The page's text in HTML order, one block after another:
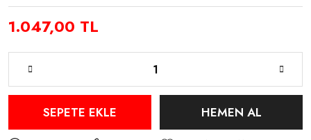
1.047,00 TL
SEPETE EKLE HEMEN AL